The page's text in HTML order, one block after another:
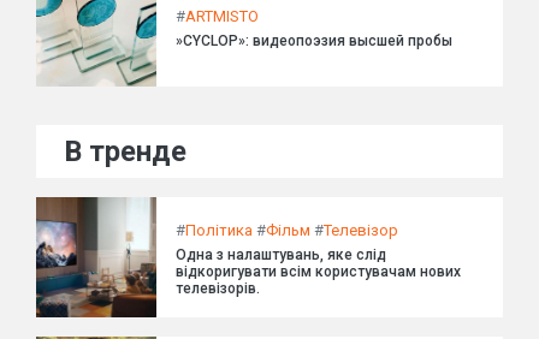
#ARTMISTO
»CYCLOP»: видеопоэзия высшей пробы
В тренде
#Політика #Фільм #Телевізор
Одна з налаштувань, яке слід
відкоригувати всім користувачам нових
телевізорів.